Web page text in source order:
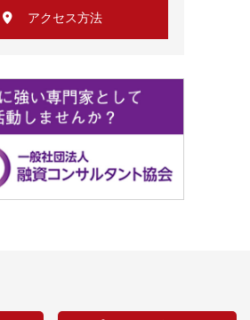
アクセス方法